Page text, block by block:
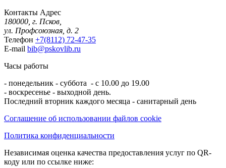
Контакты Адрес
180000, г. Псков,
ул. Профсоюзная, д. 2
Телефон +7(8112) 72-47-35
E-mail bib@pskovlib.ru
Часы работы
- понедельник - суббота - с 10.00 до 19.00
- воскресенье - выходной день.
Последний вторник каждого месяца - санитарный день
Соглашение об использовании файлов cookie
Политика конфиденциальности
Независимая оценка качества предоставления услуг по QR-
коду или по ссылке ниже: